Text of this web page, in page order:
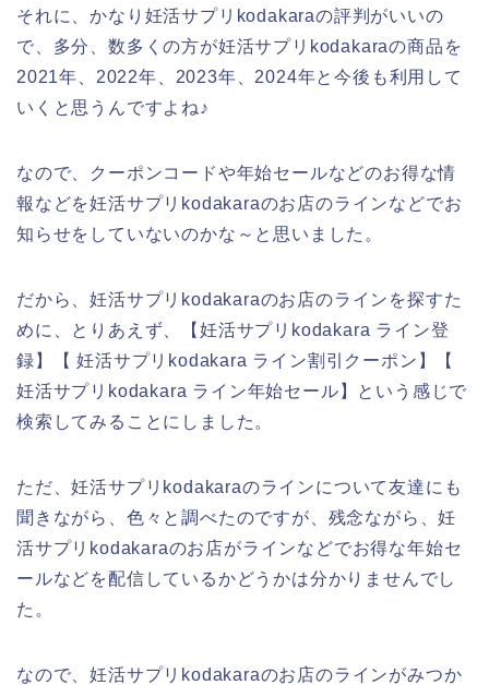
それに、かなり妊活サプリkodakaraの評判がいいの
で、多分、数多くの方が妊活サプリkodakaraの商品を
2021年、2022年、2023年、2024年と今後も利用して
いくと思うんですよね♪
なので、クーポンコードや年始セールなどのお得な情
報などを妊活サプリkodakaraのお店のラインなどでお
知らせをしていないのかな～と思いました。
だから、妊活サプリkodakaraのお店のラインを探すた
めに、とりあえず、【妊活サプリkodakara ライン登
録】【 妊活サプリkodakara ライン割引クーポン】【
妊活サプリkodakara ライン年始セール】という感じで
検索してみることにしました。
ただ、妊活サプリkodakaraのラインについて友達にも
聞きながら、色々と調べたのですが、残念ながら、妊
活サプリkodakaraのお店がラインなどでお得な年始セ
ールなどを配信しているかどうかは分かりませんでし
た。
なので、妊活サプリkodakaraのお店のラインがみつか